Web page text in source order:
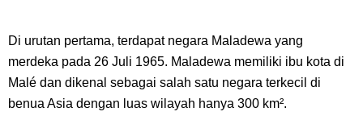
Di urutan pertama, terdapat negara Maladewa yang
merdeka pada 26 Juli 1965. Maladewa memiliki ibu kota di
Malé dan dikenal sebagai salah satu negara terkecil di
benua Asia dengan luas wilayah hanya 300 km².